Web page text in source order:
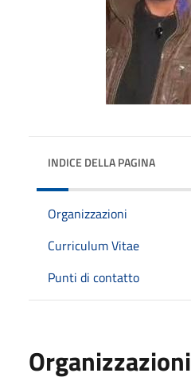
INDICE DELLA PAGINA
Organizzazioni
Curriculum Vitae
Punti di contatto
Organizzazioni